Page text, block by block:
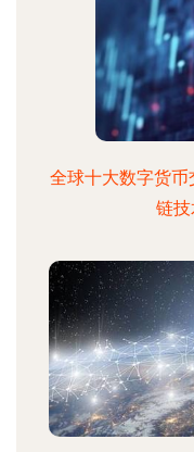
全球十大数字货
链